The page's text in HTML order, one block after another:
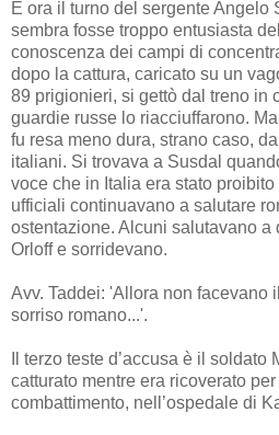
È ora il turno del sergente Angelo
sembra fosse troppo entusiasta
conoscenza dei campi di
dopo la cattura, caricato su un
89 prigionieri, si gettò dal treno in
guardie russe lo riacciuffarono.
fu resa meno dura, strano caso,
italiani. Si trovava a Susdal
voce che in Italia era stato
ufficiali continuavano a salutare
ostentazione. Alcuni salutavano a
Orloff e sorridevano.
Avv. Taddei: 'Allora non facevano
sorriso romano...'.
Il terzo teste d’accusa è il
catturato mentre era ricoverato
combattimento, nell’ospedale di